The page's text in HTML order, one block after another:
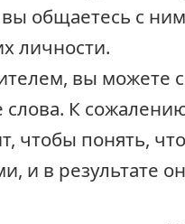
вы общаетесь с
личности.
вы можете
К
чтобы понять,
и в результате